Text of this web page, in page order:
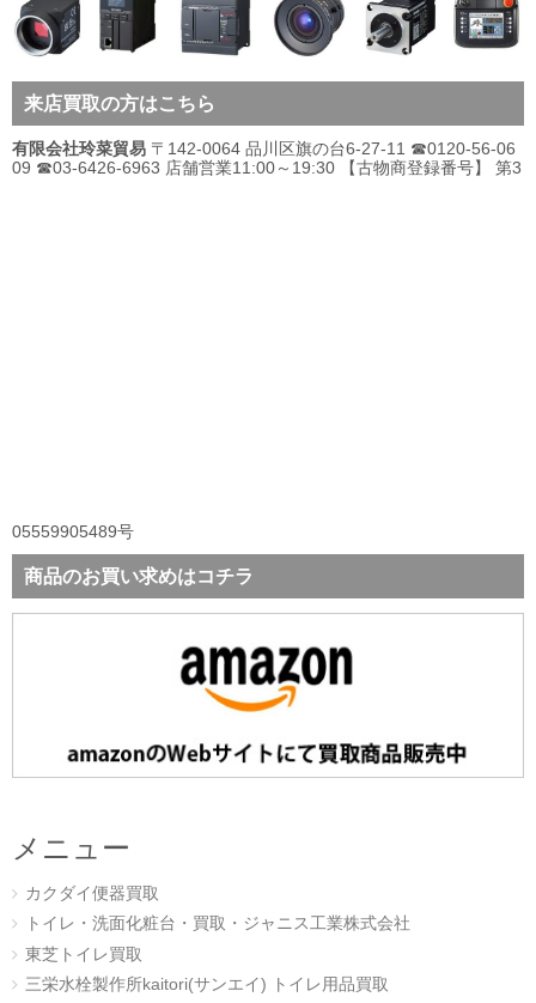
来店買取の方はこちら
有限会社玲菜貿易 〒142-0064 品川区旗の台6-27-11 ☎0120-56-06
09 ☎03-6426-6963 店舗営業11:00～19:30 【古物商登録番号】 第3
05559905489号
商品のお買い求めはコチラ
メニュー
カクダイ便器買取
トイレ・洗面化粧台・買取・ジャニス工業株式会社
東芝トイレ買取
三栄水栓製作所kaitori(サンエイ) トイレ用品買取